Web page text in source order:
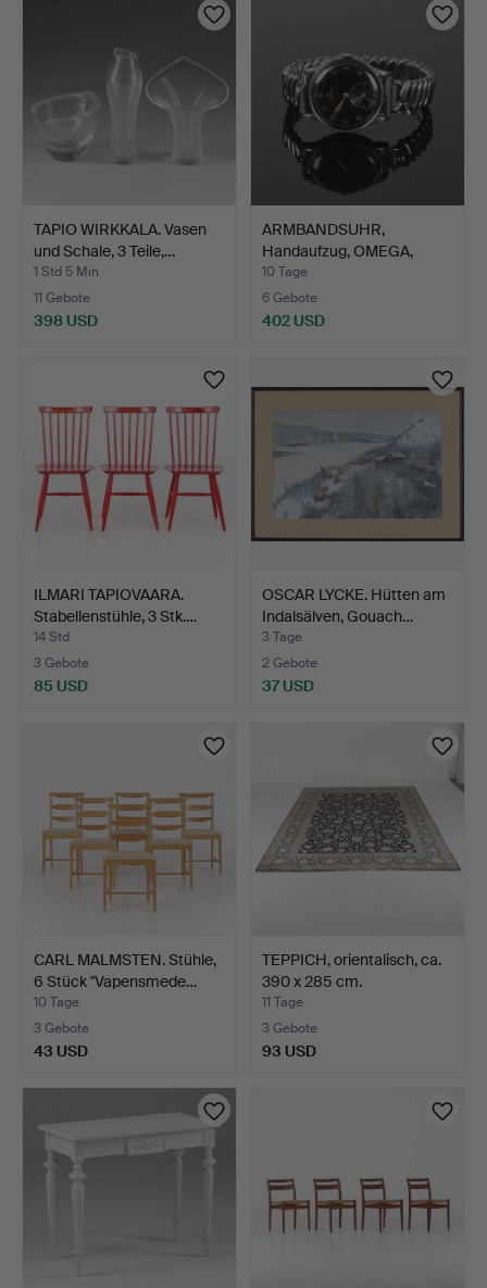
TAPIO WIRKKALA. Vasen
und Schale, 3 Teile,…
1 Std 5 Min
11 Gebote
398 USD
ARMBANDSUHR,
Handaufzug, OMEGA,
1940er Jah…
10 Tage
6 Gebote
402 USD
ILMARI TAPIOVAARA.
Stabellenstühle, 3 Stk.…
14 Std
3 Gebote
85 USD
OSCAR LYCKE. Hütten am
Indalsälven, Gouach…
3 Tage
2 Gebote
37 USD
CARL MALMSTEN. Stühle,
6 Stück "Vapensmede…
10 Tage
3 Gebote
43 USD
TEPPICH, orientalisch, ca.
390 x 285 cm.
11 Tage
3 Gebote
93 USD